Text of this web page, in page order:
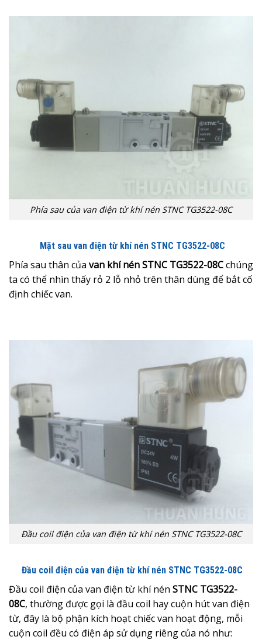
Phía sau của van điện từ khí nén STNC TG3522-08C
Mặt sau van điện từ khí nén STNC TG3522-08C
Phía sau thân của van khí nén STNC TG3522-08Cchúng
ta có thể nhìn thấy rỏ 2 lỗ nhỏ trên thân dùng để bắt cố
định chiếc van.
Đầu coil điện của van điện từ khí nén STNC TG3522-08C
Đầu coil điện của van điện từ khí nén STNC TG3522-08C
Đầu coil điện của van điện từ khí nén STNC TG3522-
08C, thường được gọi là đầu coil hay cuộn hút van điện
từ, đây là bộ phận kích hoạt chiếc van hoạt động, mỗi
cuộn coil đều có điện áp sử dụng riêng của nó như: